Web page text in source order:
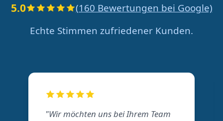
5.0
(160 Bewertungen bei Google)
Echte Stimmen zufriedener Kunden.
"Wir möchten uns bei Ihrem Team